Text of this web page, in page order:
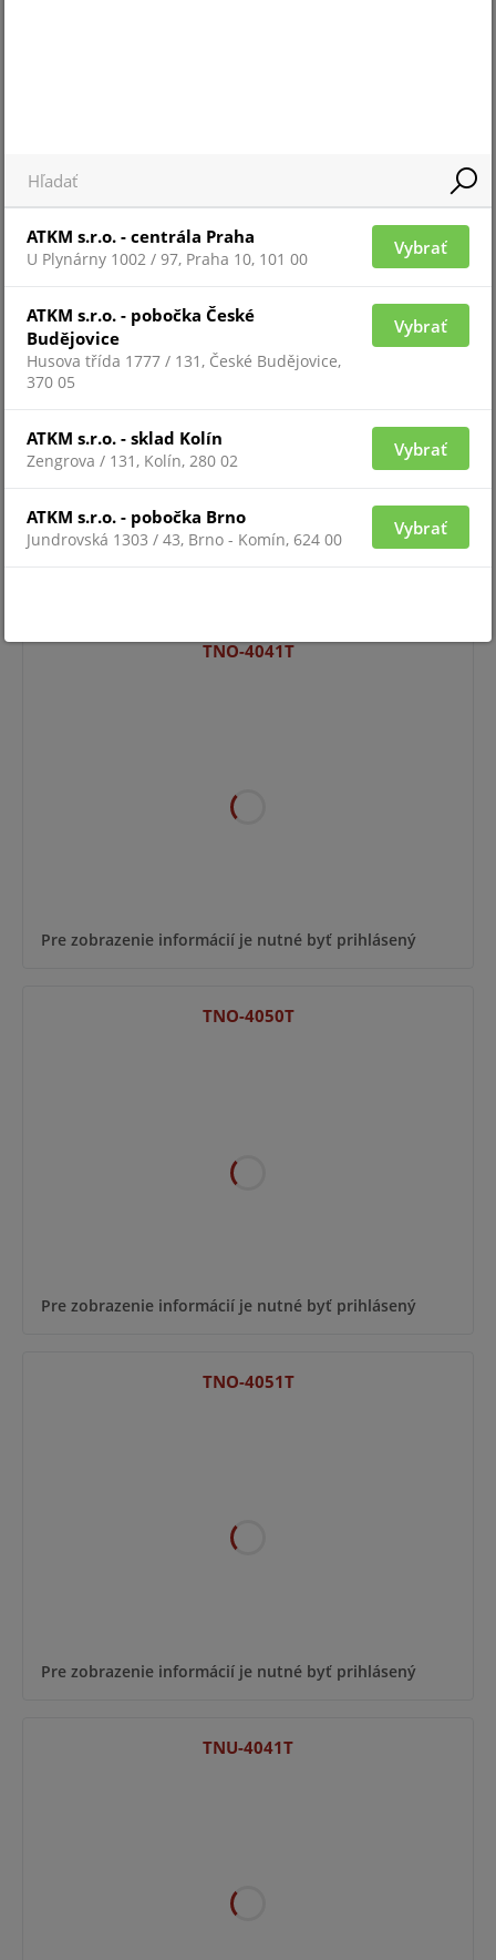
Pre zobrazenie informácií je nutné byť prihlásený
TNO-4040T
Pre zobrazenie informácií je nutné byť prihlásený
TNO-4041T
Pre zobrazenie informácií je nutné byť prihlásený
TNO-4050T
Pre zobrazenie informácií je nutné byť prihlásený
TNO-4051T
Pre zobrazenie informácií je nutné byť prihlásený
TNU-4041T
ATKM s.r.o. - centrála Praha
U Plynárny 1002 / 97, Praha 10, 101 00
Vybrať
ATKM s.r.o. - pobočka České
Budějovice
Husova třída 1777 / 131, České Budějovice,
370 05
Vybrať
ATKM s.r.o. - sklad Kolín
Zengrova / 131, Kolín, 280 02
Vybrať
ATKM s.r.o. - pobočka Brno
Jundrovská 1303 / 43, Brno - Komín, 624 00
Vybrať